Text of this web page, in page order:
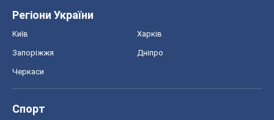
Регіони України
Київ Харків
Запоріжжя Дніпро
Черкаси
Спорт